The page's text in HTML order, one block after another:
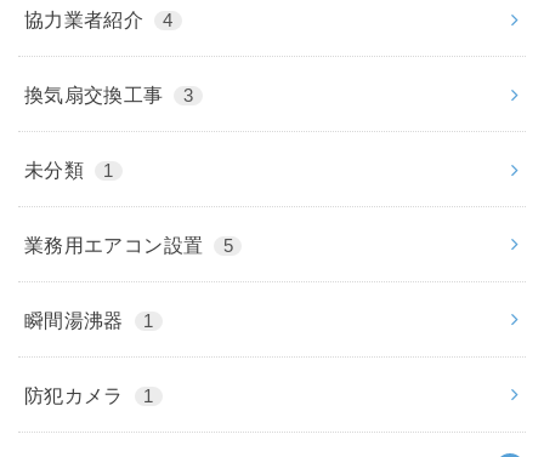
協力業者紹介 4
換気扇交換工事 3
未分類 1
業務用エアコン設置 5
瞬間湯沸器 1
防犯カメラ 1